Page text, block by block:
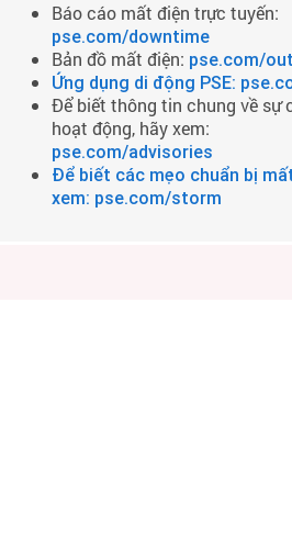
Báo cáo mất điện trực tuyến:
pse.com/downtime
Bản đồ mất điện: pse.com/
Ứng dụng di động PSE:
Để biết thông tin chung về sự
hoạt động, hãy xem:
pse.com/advisories
Để biết các mẹo chuẩn bị
xem: pse.com/storm